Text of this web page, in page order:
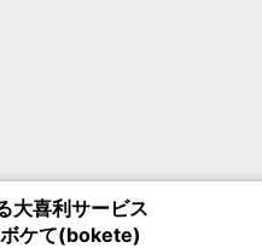
大喜利サービス
ケて(bokete)